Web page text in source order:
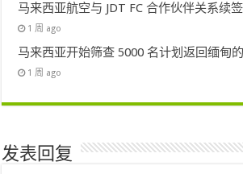
马来西亚航空与 JDT FC 合作伙伴关系续
1 周 ago
马来西亚开始筛查 5000 名计划返回缅甸
1 周 ago
发表回复